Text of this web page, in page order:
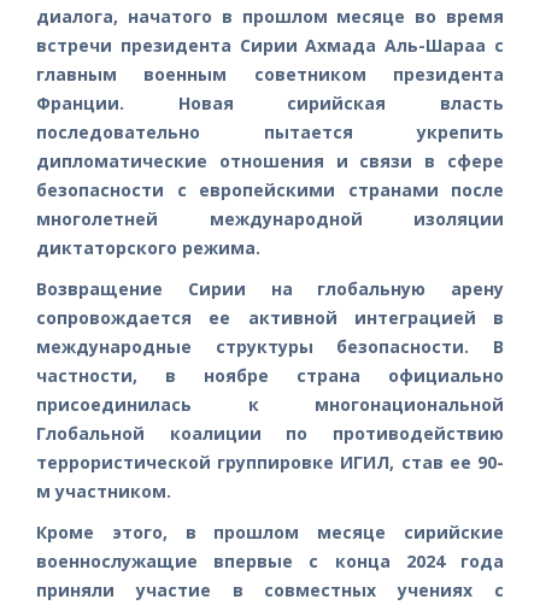
диалога, начатого в прошлом месяце во время
встречи президента Сирии Ахмада Аль-Шараа с
главным военным советником президента
Франции. Новая сирийская власть
последовательно пытается укрепить
дипломатические отношения и связи в сфере
безопасности с европейскими странами после
многолетней международной изоляции
диктаторского режима.
Возвращение Сирии на глобальную арену
сопровождается ее активной интеграцией в
международные структуры безопасности. В
частности, в ноябре страна официально
присоединилась к многонациональной
Глобальной коалиции по противодействию
террористической группировке ИГИЛ, став ее 90-
м участником.
Кроме этого, в прошлом месяце сирийские
военнослужащие впервые с конца 2024 года
приняли участие в совместных учениях с